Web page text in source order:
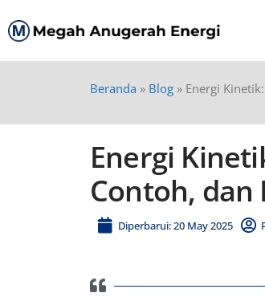
Beranda » Blog » Energi
Energi
Contoh,
Diperbarui: 20 May 2025